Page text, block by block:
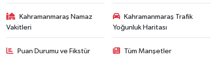
Kahramanmaraş Namaz
Vakitleri
Kahramanmaraş Trafik
Yoğunluk Haritası
Puan Durumu ve Fikstür Tüm Manşetler